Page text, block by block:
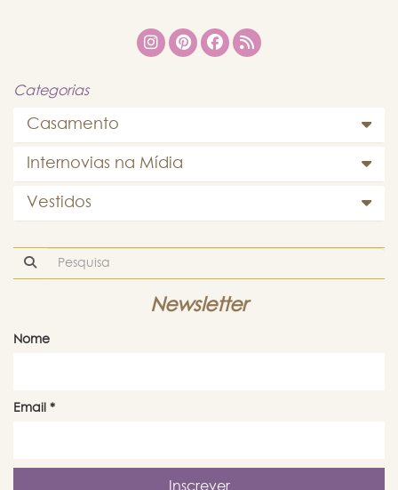
Categorias
Casamento
Internovias na Mídia
Vestidos
Newsletter
Nome
Email *